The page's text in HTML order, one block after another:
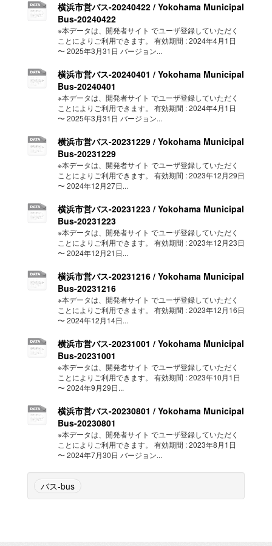
横浜市営バス-20240422 / Yokohama Municipal
Bus-20240422
※本データは、開発者サイト でユーザ登録していただく
ことによりご利用できます。 有効期間 : 2024年4月1日
〜 2025年3月31日 バージョン...
横浜市営バス-20240401 / Yokohama Municipal
Bus-20240401
※本データは、開発者サイト でユーザ登録していただく
ことによりご利用できます。 有効期間 : 2024年4月1日
〜 2025年3月31日 バージョン...
横浜市営バス-20231229 / Yokohama Municipal
Bus-20231229
※本データは、開発者サイト でユーザ登録していただく
ことによりご利用できます。 有効期間 : 2023年12月29日
〜 2024年12月27日...
横浜市営バス-20231223 / Yokohama Municipal
Bus-20231223
※本データは、開発者サイト でユーザ登録していただく
ことによりご利用できます。 有効期間 : 2023年12月23日
〜 2024年12月21日...
横浜市営バス-20231216 / Yokohama Municipal
Bus-20231216
※本データは、開発者サイト でユーザ登録していただく
ことによりご利用できます。 有効期間 : 2023年12月16日
〜 2024年12月14日...
横浜市営バス-20231001 / Yokohama Municipal
Bus-20231001
※本データは、開発者サイト でユーザ登録していただく
ことによりご利用できます。 有効期間 : 2023年10月1日
〜 2024年9月29日...
横浜市営バス-20230801 / Yokohama Municipal
Bus-20230801
※本データは、開発者サイト でユーザ登録していただく
ことによりご利用できます。 有効期間 : 2023年8月1日
〜 2024年7月30日 バージョン...
バス-bus